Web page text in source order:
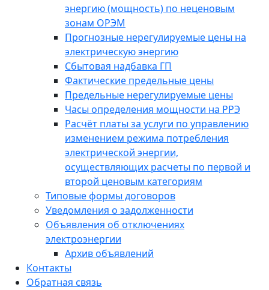
энергию (мощность) по неценовым
зонам ОРЭМ
Прогнозные нерегулируемые цены на
электрическую энергию
Сбытовая надбавка ГП
Фактические предельные цены
Предельные нерегулируемые цены
Часы определения мощности на РРЭ
Расчёт платы за услуги по управлению
изменением режима потребления
электрической энергии,
осуществляющих расчеты по первой и
второй ценовым категориям
Типовые формы договоров
Уведомления о задолженности
Объявления об отключениях
электроэнергии
Архив объявлений
Контакты
Обратная связь